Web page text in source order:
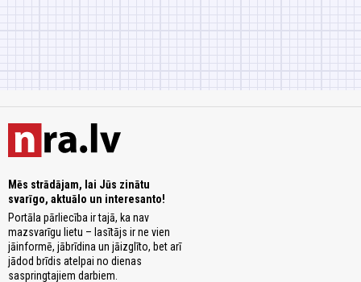
Mēs strādājam, lai Jūs zinātu
svarīgo, aktuālo un interesanto!
Portāla pārliecība ir tajā, ka nav
mazsvarīgu lietu – lasītājs ir ne vien
jāinformē, jābrīdina un jāizglīto, bet arī
jādod brīdis atelpai no dienas
saspringtajiem darbiem.